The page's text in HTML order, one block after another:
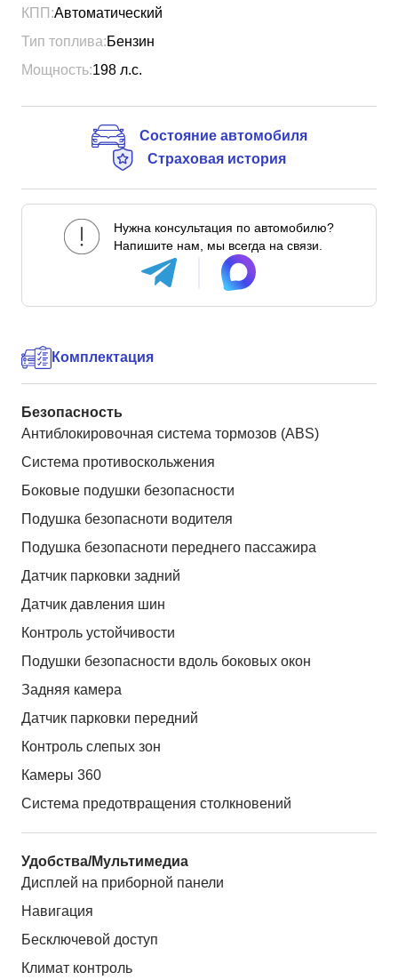
КПП:Автоматический
Тип топлива:Бензин
Мощность:198 л.с.
Состояние автомобиля
Страховая история
Нужна консультация по автомобилю?
Напишите нам, мы всегда на связи.
Комплектация
Безопасность
Антиблокировочная система тормозов (ABS)
Система противоскольжения
Боковые подушки безопасности
Подушка безопасноти водителя
Подушка безопасноти переднего пассажира
Датчик парковки задний
Датчик давления шин
Контроль устойчивости
Подушки безопасности вдоль боковых окон
Задняя камера
Датчик парковки передний
Контроль слепых зон
Камеры 360
Система предотвращения столкновений
Удобства/Мультимедиа
Дисплей на приборной панели
Навигация
Бесключевой доступ
Климат контроль